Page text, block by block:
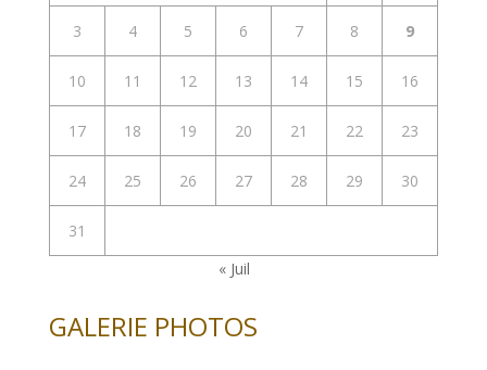
3 4 5 6 7 8 9
10 11 12 13 14 15 16
17 18 19 20 21 22 23
24 25 26 27 28 29 30
31
« Juil
GALERIE PHOTOS